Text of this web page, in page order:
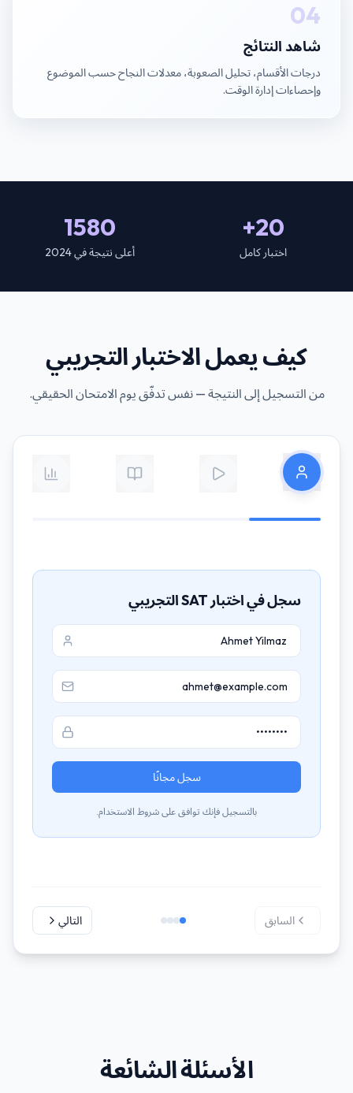
04
شاهد النتائج
درجات الأقسام، تحليل الصعوبة، معدلات النجاح حسب الموضوع
وإحصاءات إدارة الوقت.
20+
اختبار كامل
1580
أعلى نتيجة في 2024
كيف يعمل الاختبار التجريبي
من التسجيل إلى النتيجة — نفس تدفّق يوم الامتحان الحقيقي.
سجل في اختبار SAT التجريبي
سجل مجانًا
بالتسجيل فإنك توافق على شروط الاستخدام.
السابق التالي
الأسئلة الشائعة